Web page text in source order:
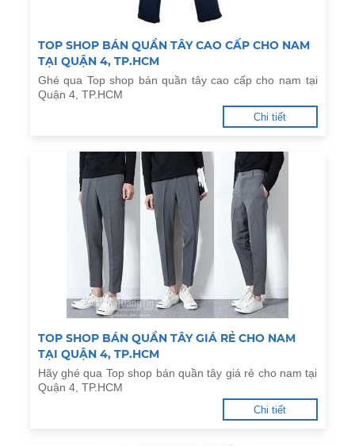
TOP SHOP BÁN QUẦN TÂY CAO CẤP CHO NAM
TẠI QUẬN 4, TP.HCM
Ghé qua Top shop bán quần tây cao cấp cho nam tại
Quận 4, TP.HCM
Chi tiết
TOP SHOP BÁN QUẦN TÂY GIÁ RẺ CHO NAM
TẠI QUẬN 4, TP.HCM
Hãy ghé qua Top shop bán quần tây giá rẻ cho nam tại
Quận 4, TP.HCM
Chi tiết